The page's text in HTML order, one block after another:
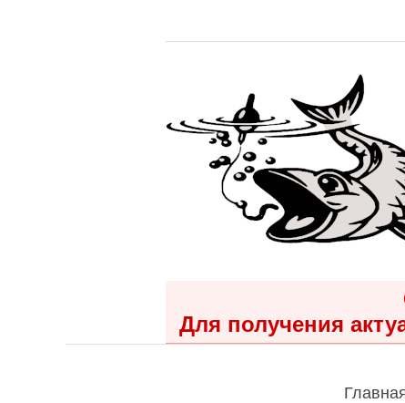
Для получения